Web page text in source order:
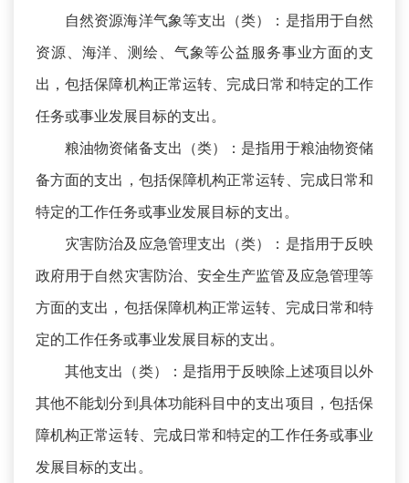
自然资源海洋气象等支出（类）：是指用于自然
资源、海洋、测绘、气象等公益服务事业方面的支
出，包括保障机构正常运转、完成日常和特定的工作
任务或事业发展目标的支出。
粮油物资储备支出（类）：是指用于粮油物资储
备方面的支出，包括保障机构正常运转、完成日常和
特定的工作任务或事业发展目标的支出。
灾害防治及应急管理支出（类）：是指用于反映
政府用于自然灾害防治、安全生产监管及应急管理等
方面的支出，包括保障机构正常运转、完成日常和特
定的工作任务或事业发展目标的支出。
其他支出（类）：是指用于反映除上述项目以外
其他不能划分到具体功能科目中的支出项目，包括保
障机构正常运转、完成日常和特定的工作任务或事业
发展目标的支出。